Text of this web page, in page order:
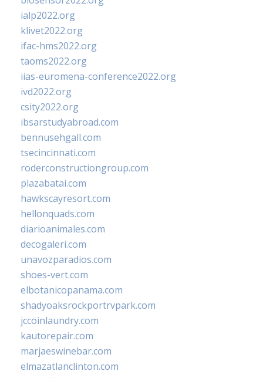
ialp2022.org
klivet2022.org
ifac-hms2022.org
taoms2022.org
iias-euromena-conference2022.org
ivd2022.org
csity2022.org
ibsarstudyabroad.com
bennusehgall.com
tsecincinnati.com
roderconstructiongroup.com
plazabatai.com
hawkscayresort.com
hellonquads.com
diarioanimales.com
decogaleri.com
unavozparadios.com
shoes-vert.com
elbotanicopanama.com
shadyoaksrockportrvpark.com
jccoinlaundry.com
kautorepair.com
marjaeswinebar.com
elmazatlanclinton.com